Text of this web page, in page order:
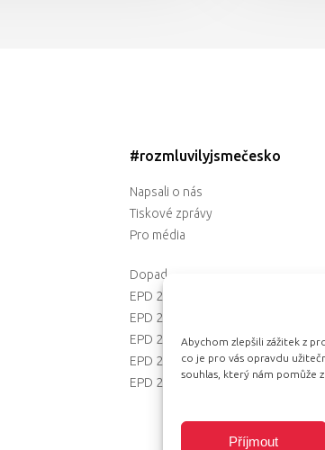
Abychom zlepšili zážitek z
co je pro vás opravdu
souhlas, který nám pomůže
Příjmout
#rozmluvilyjsmečesko
Napsali o nás
Tiskové zprávy
Pro média
Dopad
EPD 2025
EPD 2024
EPD 2023
EPD 2022
EPD 2021